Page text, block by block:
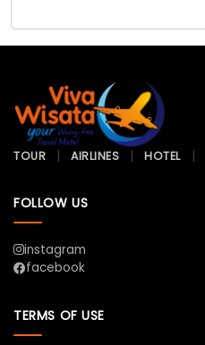
TOUR AIRLINES HOTEL
FOLLOW US
instagram
facebook
TERMS OF USE